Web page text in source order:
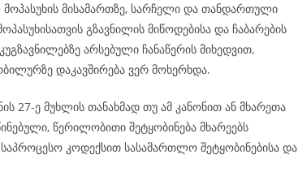
მისამართზე, სარჩელი და თანდართული
გზავნილის მიწოდებისა და ჩაბარების
არსებული ჩანაწერის მიხედვით,
დაკავშირება ვერ მოხერხდა.
27-ე მუხლის თანახმად თუ ამ კანონით ან მხარეთა
წერილობითი შეტყობინება მხარეებს
კოდექსით სასამართლო შეტყობინებისა და